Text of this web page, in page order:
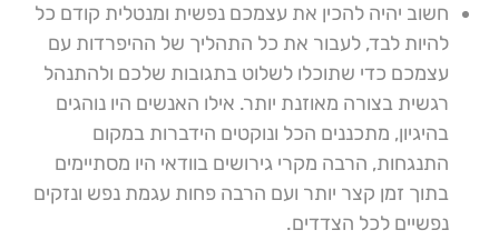
חשוב יהיה להכין את עצמכם נפשית ומנטלית קודם כל
להיות לבד, לעבור את כל התהליך של ההיפרדות עם
עצמכם כדי שתוכלו לשלוט בתגובות שלכם ולהתנהל
רגשית בצורה מאוזנת יותר. אילו האנשים היו נוהגים
בהיגיון, מתכננים הכל ונוקטים הידברות במקום
התנגחות, הרבה מקרי גירושים בוודאי היו מסתיימים
בתוך זמן קצר יותר ועם הרבה פחות עגמת נפש ונזקים
נפשיים לכל הצדדים.